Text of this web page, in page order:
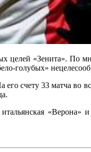
целей «Зенита». По
голубых»
счету 33 матча во
«Верона»